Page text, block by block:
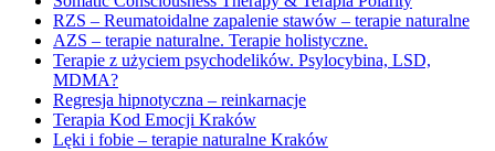
RZS – Reumatoidalne zapalenie stawów – terapie naturalne
AZS – terapie naturalne. Terapie holistyczne.
Terapie z użyciem psychodelików. Psylocybina, LSD,
MDMA?
Regresja hipnotyczna – reinkarnacje
Terapia Kod Emocji Kraków
Lęki i fobie – terapie naturalne Kraków